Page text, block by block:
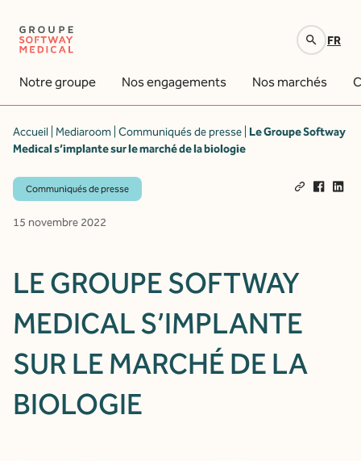
FR
Notre groupe Nos engagements Nos marchés
Accueil Mediaroom Communiqués de presse Le Groupe Softway
Medical s’implante sur le marché de la biologie
Communiqués de presse
15 novembre 2022
LE GROUPE SOFTWAY
MEDICAL S’IMPLANTE
SUR LE MARCHÉ DE LA
BIOLOGIE